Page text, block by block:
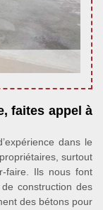
faites appel à
dans le
surtout
faire. Ils nous font
construction des
des bétons pour